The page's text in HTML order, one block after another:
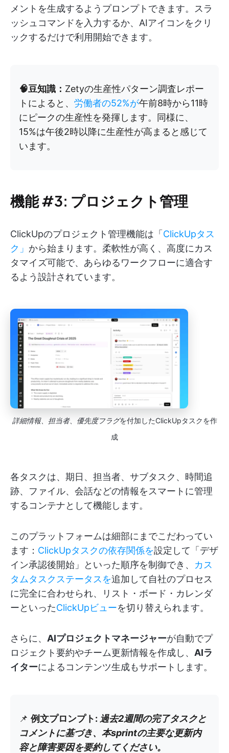
メントを生成するようプロンプトできます。スラ
ッシュコマンドを入力するか、AIアイコンをクリ
ックするだけで利用開始できます。
🧠豆知識： Zetyの生産性パターン調査レポー
トによると、 労働者の52%が午前8時から11時
にピークの生産性を発揮します。同様に、
15%は午後2時以降に生産性が高まると感じて
います。
機能 #3: プロジェクト管理
ClickUpのプロジェクト管理機能は「ClickUpタス
ク」 から始まります。柔軟性が高く、高度にカス
タマイズ可能で、あらゆるワークフローに適合す
るよう設計されています。
詳細情報、担当者、優先度フラグを付加したClickUpタスクを作
成
各タスクは、期日、担当者、サブタスク、時間追
跡、ファイル、会話などの情報をスマートに管理
するコンテナとして機能します。
このプラットフォームは細部にまでこだわってい
ます： ClickUpタスクの依存関係を設定して「デザ
イン承認後開始」といった順序を制御でき、 カス
タムタスクステータスを追加して自社のプロセス
に完全に合わせられ、リスト・ボード・カレンダ
ーといったClickUpビューを切り替えられます。
さらに、 AIプロジェクトマネージャーが自動でプ
ロジェクト要約やチーム更新情報を作成し、 AIラ
イターによるコンテンツ生成もサポートします。
📌 例文プロンプト: 過去2週間の完了タスクと
コメントに基づき、本sprintの主要な更新内
容と障害要因を要約してください。